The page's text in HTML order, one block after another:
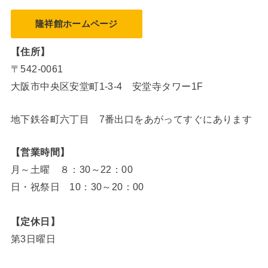
隆祥館ホームページ
【住所】
〒542-0061
大阪市中央区安堂町1-3-4 安堂寺タワー1F
地下鉄谷町六丁目 7番出口をあがってすぐにあります
【営業時間】
月～土曜 ８：30～22：00
日・祝祭日 10：30～20：00
【定休日】
第3日曜日